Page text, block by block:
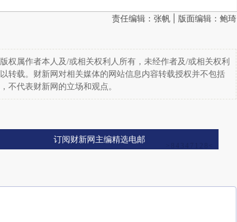
责任编辑：张帆 | 版面编辑：鲍琦
权属作者本人及/或相关权利人所有，未经作者及/或相关权利
转载。财新网对相关媒体的网站信息内容转载授权并不包括
不代表财新网的立场和观点。
订阅财新网主编精选电邮